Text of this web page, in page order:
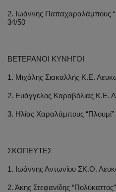
2. Ιωάννης Παπαχαραλάμπους
34/50
ΒΕΤΕΡΑΝΟΙ ΚΥΝΗΓΟΙ
1. Μιχάλης Σιακαλλής Κ.Ε.
2. Ευάγγελος Καραβόλιας Κ.Ε.
3. Ηλίας Χαραλάμπους “Πλουμί”
ΣΚΟΠΕΥΤΕΣ
1. Ιωάννης Αντωνίου ΣΚ.Ο.
2. Άκης Στεφανίδης